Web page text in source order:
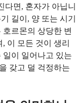
다면, 혼자가 아닙니
길이, 양 또는 시기
르몬의 상당한 변
이 모든 것이 생리
일이 일어나고 있는
갖고 덜 걱정하는